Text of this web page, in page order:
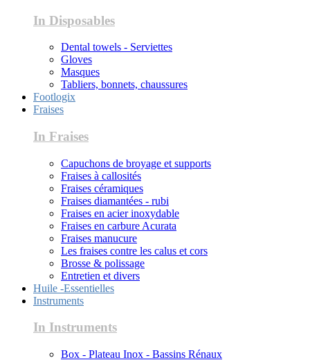
In Disposables
Dental towels - Serviettes
Gloves
Masques
Tabliers, bonnets, chaussures
Footlogix
Fraises
In Fraises
Capuchons de broyage et supports
Fraises à callosités
Fraises céramiques
Fraises diamantées - rubi
Fraises en acier inoxydable
Fraises en carbure Acurata
Fraises manucure
Les fraises contre les calus et cors
Brosse & polissage
Entretien et divers
Huile -Essentielles
Instruments
In Instruments
Box - Plateau Inox - Bassins Rénaux